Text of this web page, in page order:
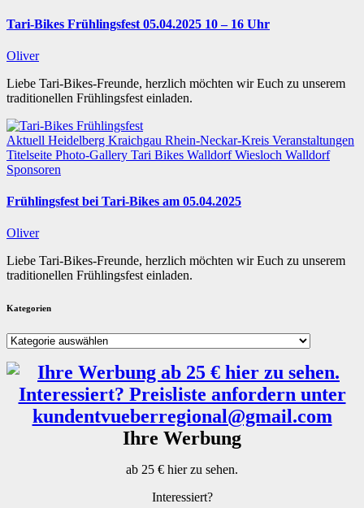
Tari-Bikes Frühlingsfest 05.04.2025 10 – 16 Uhr
Oliver
Liebe Tari-Bikes-Freunde, herzlich möchten wir Euch zu unserem
traditionellen Frühlingsfest einladen.
Aktuell Heidelberg Kraichgau Rhein-Neckar-Kreis Veranstaltungen
Titelseite Photo-Gallery Tari Bikes WalldorfWiesloch Walldorf
Sponsoren
Frühlingsfest bei Tari-Bikes am 05.04.2025
Oliver
Liebe Tari-Bikes-Freunde, herzlich möchten wir Euch zu unserem
traditionellen Frühlingsfest einladen.
Kategorien
Kategorien
Ihre Werbung
ab 25 € hier zu sehen.
Interessiert?